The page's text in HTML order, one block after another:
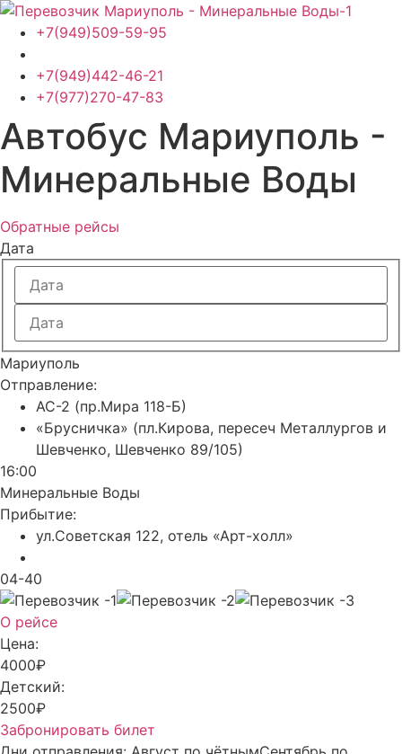
Перейти
содержимому
+7(949)509-59-95
+7(949)442-46-21
+7(977)270-47-83
Автобус Мариуполь -
Минеральные Воды
Обратные рейсы
Дата
Мариуполь
Отправление:
АС-2 (пр.Мира 118-Б)
«Брусничка» (пл.Кирова, пересеч Металлургов и
Шевченко, Шевченко 89/105)
16:00
Минеральные Воды
Прибытие:
ул.Советская 122, отель «Арт-холл»
04-40
О рейсе
Цена:
4000₽
Детский:
2500₽
Забронировать билет